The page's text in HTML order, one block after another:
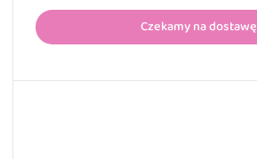
Czekamy na dostawę